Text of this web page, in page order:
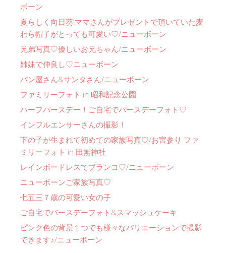
ボーン
夏らしく向日葵!ママさんがプレゼントで頂いていた麦
わら帽子がとっても可愛い♡/ニューボーン
兄弟写真♡優しいお兄ちゃん/ニューボーン
姉妹で仲良し♡ニューボーン
パン屋さん&サンタさん/ニューボーン
ファミリーフォト in 昭和記念公園
ハーフバースデー！ご自宅でバースデーフォト♡
インフルエンサーさんの撮影！
下の子が生まれて初めての家族写真♡/お宮参り ファ
ミリーフォト in 田無神社
レインボードレスでブランコ♡/ニューボーン
ニューボーンご家族写真♡
七五三７歳の可愛い女の子
ご自宅でバースデーフォト&スマッシュケーキ
ピンク色の背景１つでも様々なバリエーションで撮影
できます♪/ニューボーン